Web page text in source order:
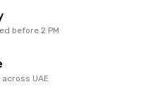
before 2 PM
UAE